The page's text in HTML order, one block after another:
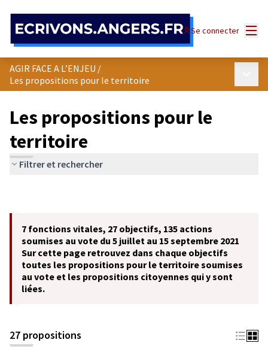
Se connecter
AGIR FACE A L’ENJEU /
Les propositions pour le territoire
Les propositions pour le
territoire
Filtrer et rechercher
7 fonctions vitales, 27 objectifs, 135 actions
soumises au vote du 5 juillet au 15 septembre 2021
Sur cette page retrouvez dans chaque objectifs
toutes les propositions pour le territoire soumises
au vote et les propositions citoyennes qui y sont
liées.
27 propositions